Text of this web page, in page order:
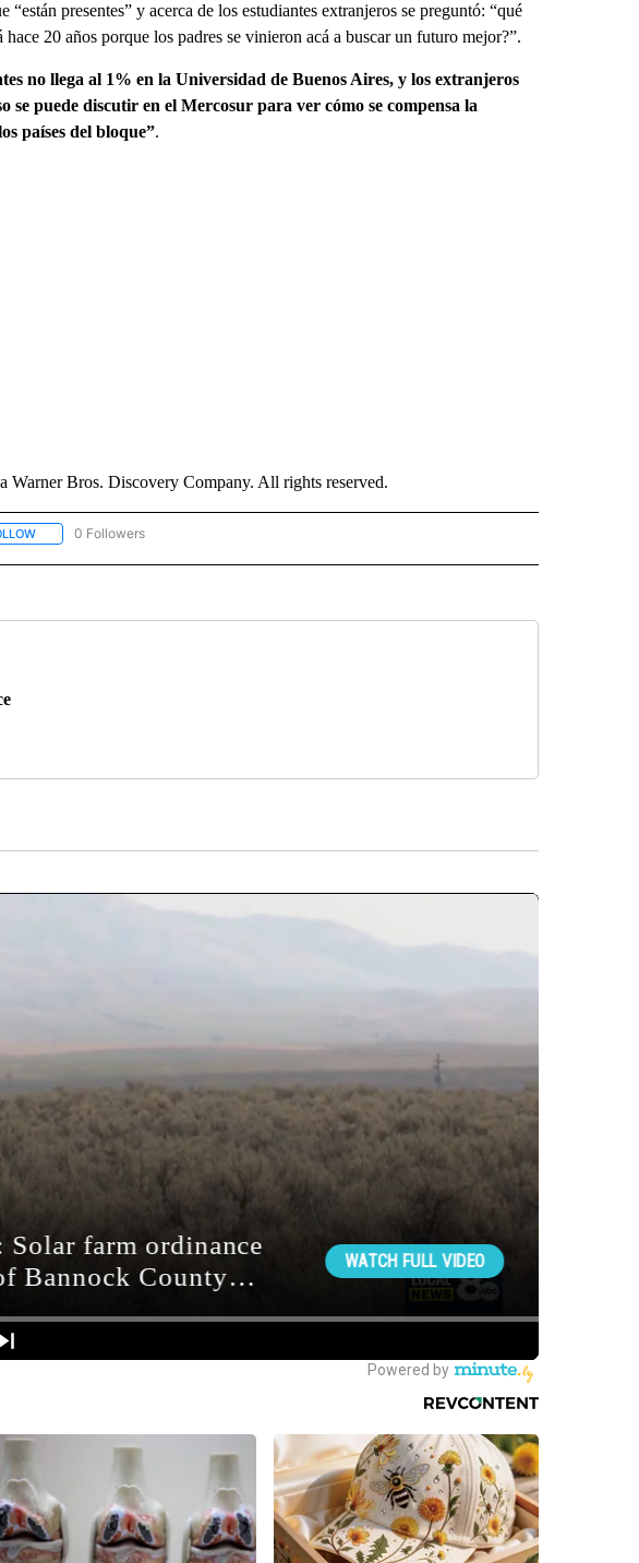
“están presentes” y acerca de los estudiantes extranjeros se preguntó: “qué
20 años porque los padres se vinieron acá a buscar un futuro mejor?”.
no llega al 1% en la Universidad de Buenos Aires, y los extranjeros
se puede discutir en el Mercosur para ver cómo se compensa la
países del bloque”.
Bros. Discovery Company. All rights reserved.
FOLLOW "CNN-SPANISH" TO RECEIVE NOTIFICATIONS ABOUT NEW PAGES ON "CNN-SPANISH".
0 Followers